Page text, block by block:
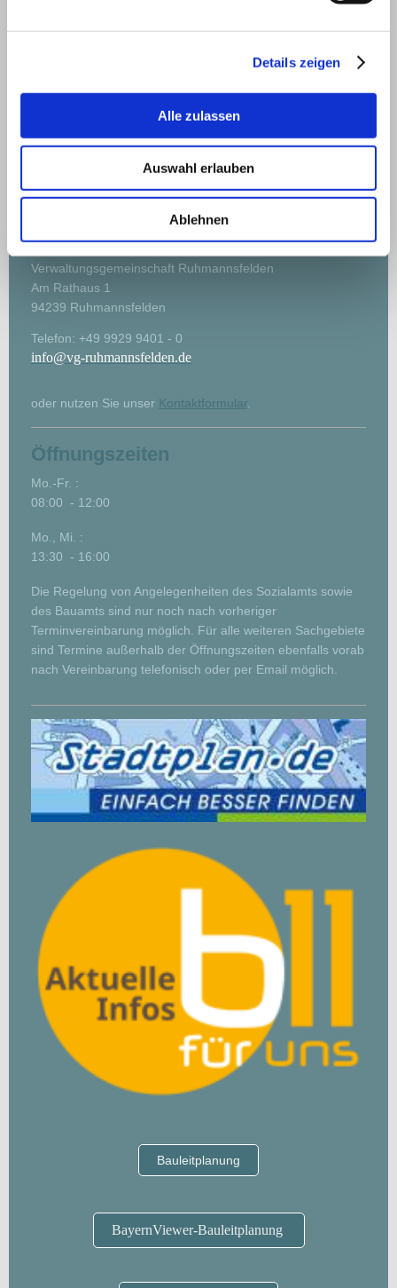
Details zeigen
Alle zulassen
Auswahl erlauben
Ablehnen
Kommunalwahl 2026 Achslach
Bek. Auff. Einreich WV Achslach.pdf
Verwaltungsgemeinschaft Ruhmannsfelden
Am Rathaus 1
94239 Ruhmannsfelden
Telefon: +49 9929 9401 - 0
info@vg-ruhmannsfelden.de
oder nutzen Sie unser Kontaktformular
Öffnungszeiten
Mo.-Fr. :
08:00 - 12:00
Mo., Mi. :
13:30 - 16:00
Die Regelung von Angelegenheiten des Sozialamts sowie
des Bauamts sind nur noch nach vorheriger
Terminvereinbarung möglich. Für alle weiteren Sachgebiete
sind Termine außerhalb der Öffnungszeiten ebenfalls vorab
nach Vereinbarung telefonisch oder per Email möglich.
Bauleitplanung
BayernViewer-Bauleitplanung